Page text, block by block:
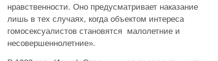
нравственности. Оно предусматривает наказание
лишь в тех случаях, когда объектом интереса
гомосексуалистов становятся малолетние и
несовершеннолетние».